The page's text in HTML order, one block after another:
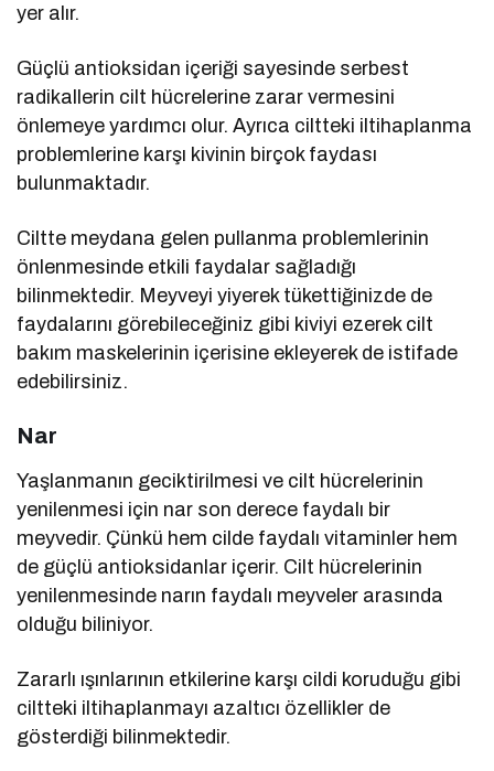
yer alır.
Güçlü antioksidan içeriği sayesinde serbest
radikallerin cilt hücrelerine zarar vermesini
önlemeye yardımcı olur. Ayrıca ciltteki iltihaplanma
problemlerine karşı kivinin birçok faydası
bulunmaktadır.
Ciltte meydana gelen pullanma problemlerinin
önlenmesinde etkili faydalar sağladığı
bilinmektedir. Meyveyi yiyerek tükettiğinizde de
faydalarını görebileceğiniz gibi kiviyi ezerek cilt
bakım maskelerinin içerisine ekleyerek de istifade
edebilirsiniz.
Nar
Yaşlanmanın geciktirilmesi ve cilt hücrelerinin
yenilenmesi için nar son derece faydalı bir
meyvedir. Çünkü hem cilde faydalı vitaminler hem
de güçlü antioksidanlar içerir. Cilt hücrelerinin
yenilenmesinde narın faydalı meyveler arasında
olduğu biliniyor.
Zararlı ışınlarının etkilerine karşı cildi koruduğu gibi
ciltteki iltihaplanmayı azaltıcı özellikler de
gösterdiği bilinmektedir.